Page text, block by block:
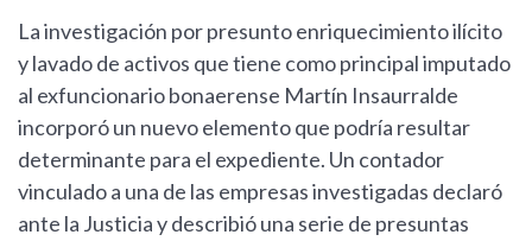
La investigación por presunto enriquecimiento ilícito
y lavado de activos que tiene como principal imputado
al exfuncionario bonaerense Martín Insaurralde
incorporó un nuevo elemento que podría resultar
determinante para el expediente. Un contador
vinculado a una de las empresas investigadas declaró
ante la Justicia y describió una serie de presuntas